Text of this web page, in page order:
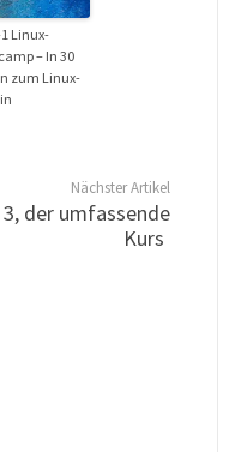
1 Linux-
– In 30
zum Linux-
Nächster Artikel
der umfassende
Kurs